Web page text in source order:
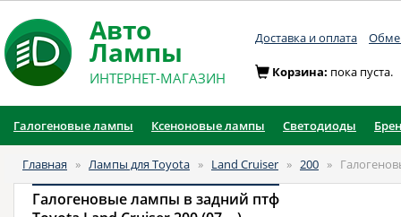
Авто
Лампы
ИНТЕРНЕТ-МАГАЗИН
Доставка и оплата
Корзина: пока пуста.
Галогеновые лампы Ксеноновые лампы Светодиоды
Главная » Лампы для Toyota » Land Cruiser » 200 »
Галогеновые лампы в задний птф